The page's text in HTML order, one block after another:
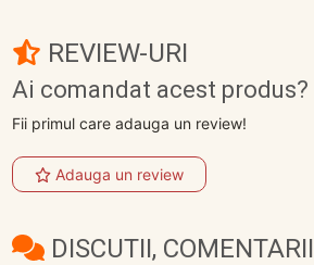
REVIEW-URI
Ai comandat acest produs?
Fii primul care adauga un review!
Adauga un review
DISCUTII, COMENTARII